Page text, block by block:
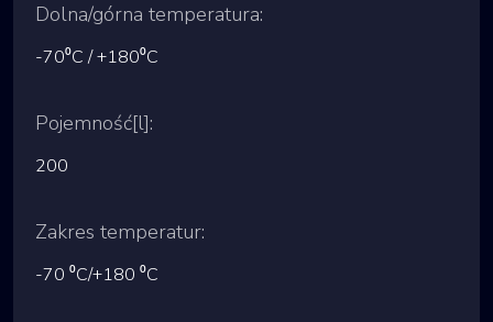
Dolna/górna temperatura:
-70⁰C / +180⁰C
Pojemność[l]:
200
Zakres temperatur:
-70 ⁰C/+180 ⁰C